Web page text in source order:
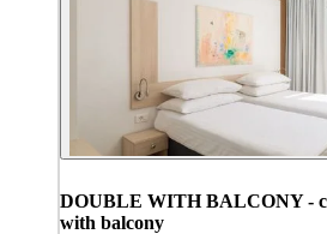
DOUBLE WITH BALCONY -
with balcony